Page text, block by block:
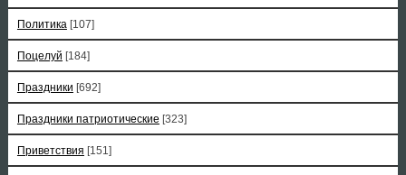
Политика [107]
Поцелуй [184]
Праздники [692]
Праздники патриотические [323]
Приветствия [151]